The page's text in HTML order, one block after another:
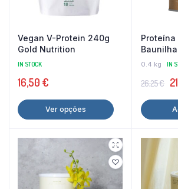
Vegan V-Protein 240g
Gold Nutrition
IN STOCK
16,50 €
Ver opções
This
product
multiple
variants.
Proteína
0.4 kg IN
26,25€ O